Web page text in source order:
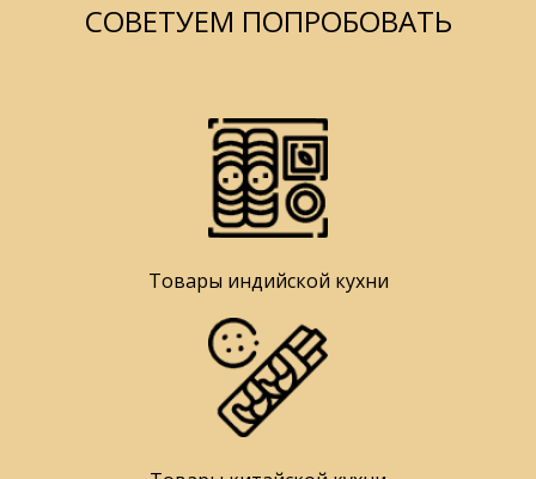
СОВЕТУЕМ ПОПРОБОВАТЬ
Товары индийской кухни